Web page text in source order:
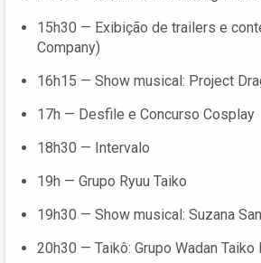
15h30 — Exibição de trailers e
Company)
16h15 — Show musical: Project
17h — Desfile e Concurso Cosplay
18h30 — Intervalo
19h — Grupo Ryuu Taiko
19h30 — Show musical: Suzana
20h30 — Taikô: Grupo Wadan Taiko